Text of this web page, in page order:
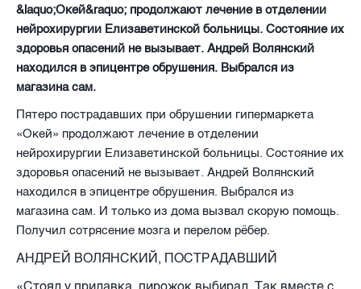
&laquo;Окей&raquo; продолжают лечение в отделении
нейрохирургии Елизаветинской больницы. Состояние их
здоровья опасений не вызывает. Андрей Волянский
находился в эпицентре обрушения. Выбрался из
магазина сам.
Пятеро пострадавших при обрушении гипермаркета
«Окей» продолжают лечение в отделении
нейрохирургии Елизаветинской больницы. Состояние их
здоровья опасений не вызывает. Андрей Волянский
находился в эпицентре обрушения. Выбрался из
магазина сам. И только из дома вызвал скорую помощь.
Получил сотрясение мозга и перелом рёбер.
АНДРЕЙ ВОЛЯНСКИЙ, ПОСТРАДАВШИЙ